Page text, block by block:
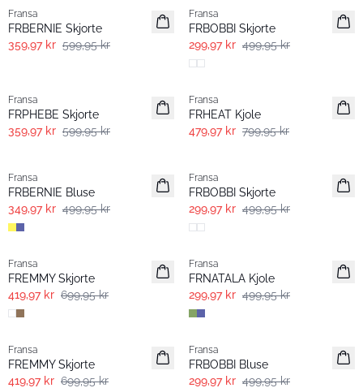
Fransa
FRBERNIE Skjorte
359,97 kr 599,95 kr
Fransa
FRBOBBI Skjorte
299,97 kr 499,95 kr
Fransa
FRPHEBE Skjorte
359,97 kr 599,95 kr
- 40% | Salg
Fransa
FRHEAT Kjole
479,97 kr 799,95 kr
Fransa
FRBERNIE Bluse
349,97 kr 499,95 kr
Fransa
FRBOBBI Skjorte
299,97 kr 499,95 kr
- 40% | Salg
Fransa
FREMMY Skjorte
419,97 kr 699,95 kr
- 40% | Salg
Fransa
FRNATALA Kjole
299,97 kr 499,95 kr
- 40% | Salg
Fransa
FREMMY Skjorte
419,97 kr 699,95 kr
- 40% | Salg
Fransa
FRBOBBI Bluse
299,97 kr 499,95 kr